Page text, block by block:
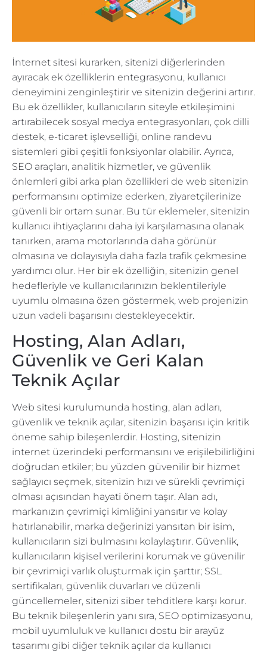
İnternet sitesi kurarken, sitenizi diğerlerinden
ayıracak ek özelliklerin entegrasyonu, kullanıcı
deneyimini zenginleştirir ve sitenizin değerini artırır.
Bu ek özellikler, kullanıcıların siteyle etkileşimini
artırabilecek sosyal medya entegrasyonları, çok dilli
destek, e-ticaret işlevselliği, online randevu
sistemleri gibi çeşitli fonksiyonlar olabilir. Ayrıca,
SEO araçları, analitik hizmetler, ve güvenlik
önlemleri gibi arka plan özellikleri de web sitenizin
performansını optimize ederken, ziyaretçilerinize
güvenli bir ortam sunar. Bu tür eklemeler, sitenizin
kullanıcı ihtiyaçlarını daha iyi karşılamasına olanak
tanırken, arama motorlarında daha görünür
olmasına ve dolayısıyla daha fazla trafik çekmesine
yardımcı olur. Her bir ek özelliğin, sitenizin genel
hedefleriyle ve kullanıcılarınızın beklentileriyle
uyumlu olmasına özen göstermek, web projenizin
uzun vadeli başarısını destekleyecektir.
Hosting, Alan Adları,
Güvenlik ve Geri Kalan
Teknik Açılar
Web sitesi kurulumunda hosting, alan adları,
güvenlik ve teknik açılar, sitenizin başarısı için kritik
öneme sahip bileşenlerdir. Hosting, sitenizin
internet üzerindeki performansını ve erişilebilirliğini
doğrudan etkiler; bu yüzden güvenilir bir hizmet
sağlayıcı seçmek, sitenizin hızı ve sürekli çevrimiçi
olması açısından hayati önem taşır. Alan adı,
markanızın çevrimiçi kimliğini yansıtır ve kolay
hatırlanabilir, marka değerinizi yansıtan bir isim,
kullanıcıların sizi bulmasını kolaylaştırır. Güvenlik,
kullanıcıların kişisel verilerini korumak ve güvenilir
bir çevrimiçi varlık oluşturmak için şarttır; SSL
sertifikaları, güvenlik duvarları ve düzenli
güncellemeler, sitenizi siber tehditlere karşı korur.
Bu teknik bileşenlerin yanı sıra, SEO optimizasyonu,
mobil uyumluluk ve kullanıcı dostu bir arayüz
tasarımı gibi diğer teknik açılar da kullanıcı